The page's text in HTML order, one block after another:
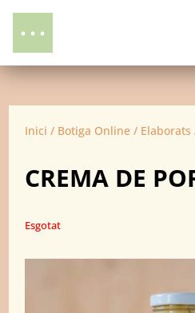
Inici / Botiga Online / Elaborats
CREMA DE
Esgotat